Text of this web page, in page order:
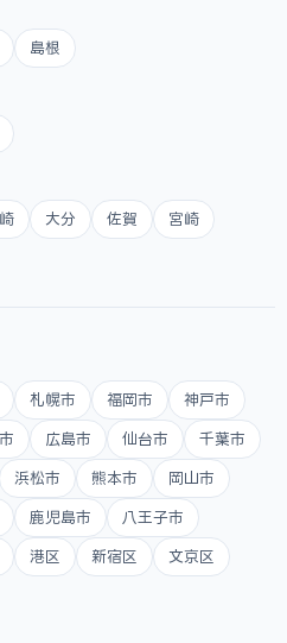
島根
大分 佐賀 宮崎
札幌市 福岡市 神戸市
広島市 仙台市 千葉市
浜松市 熊本市 岡山市
鹿児島市 八王子市
港区 新宿区 文京区